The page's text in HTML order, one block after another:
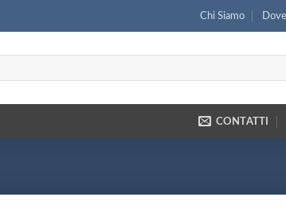
Chi Siamo
CONTATTI